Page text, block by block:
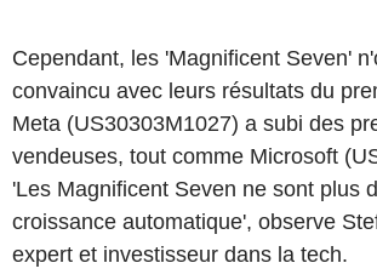
Cependant, les 'Magnificent Seven'
convaincu avec leurs résultats du
Meta (US30303M1027) a subi des
vendeuses, tout comme Microsoft
'Les Magnificent Seven ne sont plus
croissance automatique', observe
expert et investisseur dans la tech.